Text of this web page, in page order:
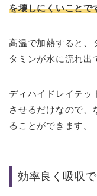
を壊しにくいことで
高温で加熱すると、
タミンが水に流れ出
ディハイドレイテ
させるだけなので、
ることができます。
効率良く吸収